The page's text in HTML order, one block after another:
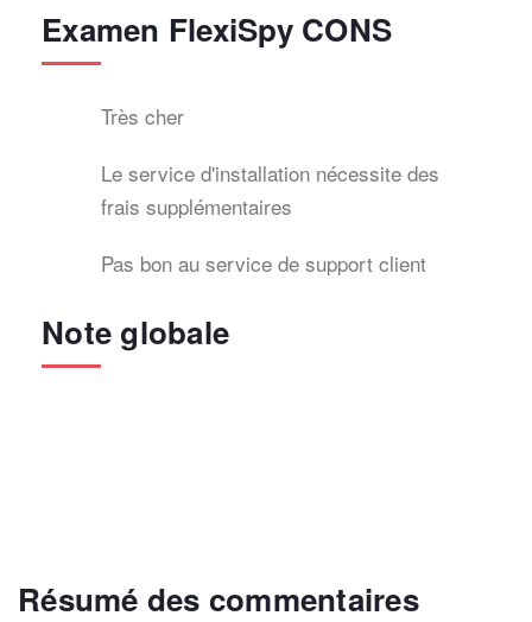
Examen FlexiSpy CONS
Très cher
Le service d'installation nécessite des
frais supplémentaires
Pas bon au service de support client
Note globale
Résumé des commentaires